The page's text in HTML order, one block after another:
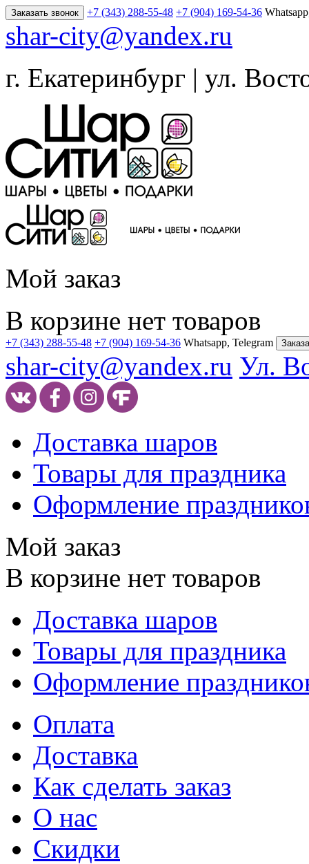
Заказать звонок +7 (343) 288-55-48 +7 (904) 169-54-36
shar-city@yandex.ru
г. Екатеринбург | ул.
Мой заказ
В корзине нет товаров
+7 (343) 288-55-48 +7 (904) 169-54-36 Whatsapp, Telegram
shar-city@yandex.ru Ул.
Доставка шаров
Товары для праздника
Оформление
Мой заказ
В корзине нет товаров
Доставка шаров
Товары для праздника
Оформление
Оплата
Доставка
Как сделать заказ
О нас
Скидки